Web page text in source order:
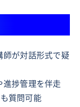
師が対話形式で疑
進捗管理を伴走
質問可能